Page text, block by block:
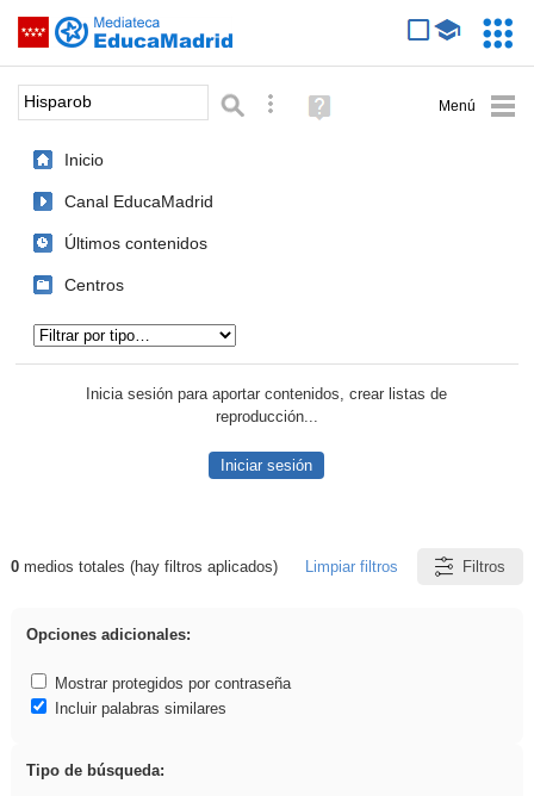
Saltar navegación
Palabra o frase: Búsqueda avanzada
Ayuda
(en
Inicio
Canal EducaMadrid
Últimos contenidos
Centros
Inicia sesión para aportar contenidos, crear listas de
reproducción...
Iniciar sesión
Resultados de: Hisparob
0medios totales (hay filtros aplicados) Limpiar filtros Filtros
Opciones adicionales:
Mostrar protegidos por contraseña
Incluir palabras similares
Tipo de búsqueda: